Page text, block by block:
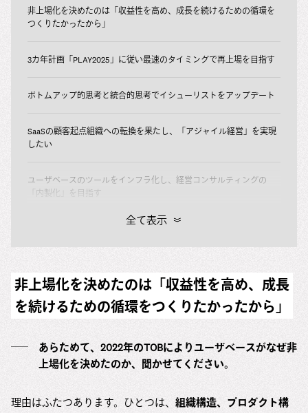
非上場化を決めたのは「収益性を高め、成長を続けるための循環を
つくりたかったから」
3カ年計画「PLAY2025」に従い最速のタイミングで再上場を目指す
ボトムアップ的思考と統合的思考でイシューリストをアップデート
SaaSの顧客起点組織への転換を果たし、「アジャイル経営」を実現
したい
ユーザベースのツールをインフラ化し、経営コンサルティングの
「内製化」を目指す
全て表示
非上場化を決めたのは「収益性を高め、成長
を続けるための循環をつくりたかったから」
あらためて、2022年のTOBによりユーザベースがなぜ非
上場化を決めたのか、聞かせてください。
理由はふたつあります。ひとつは、 組織構造、プロダクト構